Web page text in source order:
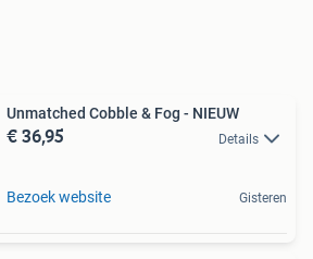
Unmatched Cobble & Fog - NIEUW
€ 36,95 Details
Bezoek website Gisteren